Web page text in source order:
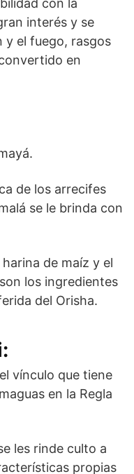
interés y se
y el fuego, rasgos
en
de los arrecifes
se le brinda con
de maíz y el
los ingredientes
del Orisha.
vínculo que tiene
en la Regla
les rinde culto a
propias